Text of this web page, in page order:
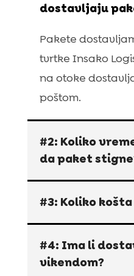
dostavljaju
Pakete
tvrtke Insako
na otoke
poštom.
#2: Koliko
da paket
#3: Koliko
#4: Ima li
vikendom?